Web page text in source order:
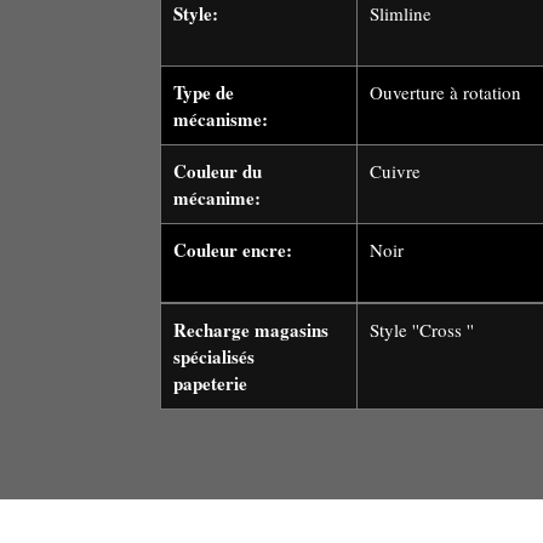
Style: Slimline
Type de
mécanisme:
Ouverture à rotation
Couleur du
mécanime:
Cuivre
Couleur encre: Noir
Recharge magasins
spécialisés
papeterie
Style ''Cross ''